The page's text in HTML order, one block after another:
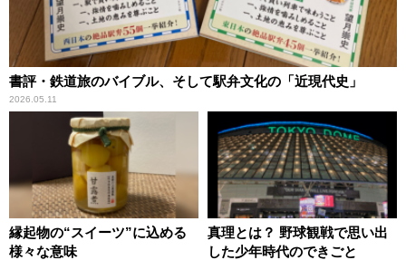
書評・鉄道旅のバイブル、そして駅弁文化の「近現代史」
2026.05.11
縁起物の“スイーツ”に込める
様々な意味
真理とは？ 野球観戦で思い出
した少年時代のできごと